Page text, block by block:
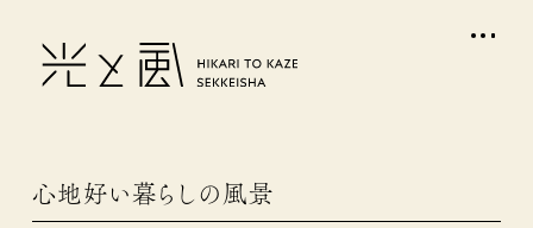
心地好い暮らしの風景